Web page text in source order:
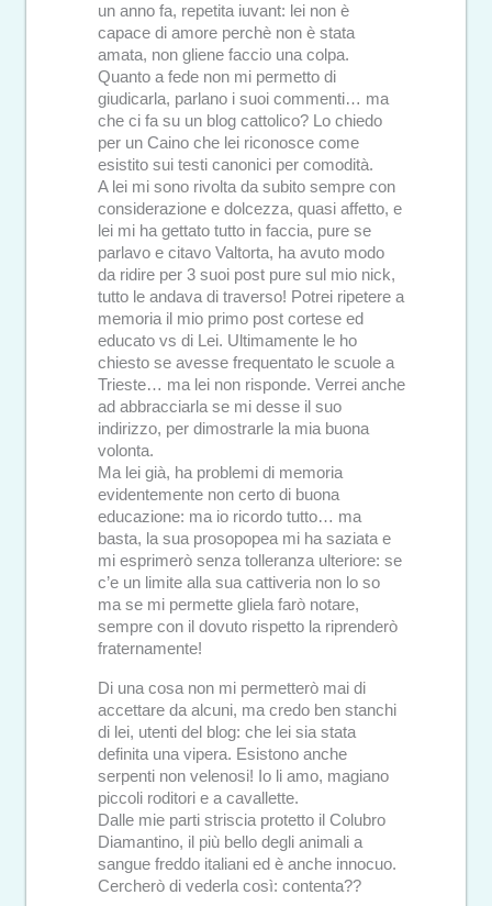
un anno fa, repetita iuvant: lei non è
capace di amore perchè non è stata
amata, non gliene faccio una colpa.
Quanto a fede non mi permetto di
giudicarla, parlano i suoi commenti… ma
che ci fa su un blog cattolico? Lo chiedo
per un Caino che lei riconosce come
esistito sui testi canonici per comodità.
A lei mi sono rivolta da subito sempre con
considerazione e dolcezza, quasi affetto, e
lei mi ha gettato tutto in faccia, pure se
parlavo e citavo Valtorta, ha avuto modo
da ridire per 3 suoi post pure sul mio nick,
tutto le andava di traverso! Potrei ripetere a
memoria il mio primo post cortese ed
educato vs di Lei. Ultimamente le ho
chiesto se avesse frequentato le scuole a
Trieste… ma lei non risponde. Verrei anche
ad abbracciarla se mi desse il suo
indirizzo, per dimostrarle la mia buona
volonta.
Ma lei già, ha problemi di memoria
evidentemente non certo di buona
educazione: ma io ricordo tutto… ma
basta, la sua prosopopea mi ha saziata e
mi esprimerò senza tolleranza ulteriore: se
c’e un limite alla sua cattiveria non lo so
ma se mi permette gliela farò notare,
sempre con il dovuto rispetto la riprenderò
fraternamente!
Di una cosa non mi permetterò mai di
accettare da alcuni, ma credo ben stanchi
di lei, utenti del blog: che lei sia stata
definita una vipera. Esistono anche
serpenti non velenosi! Io li amo, magiano
piccoli roditori e a cavallette.
Dalle mie parti striscia protetto il Colubro
Diamantino, il più bello degli animali a
sangue freddo italiani ed è anche innocuo.
Cercherò di vederla così: contenta??